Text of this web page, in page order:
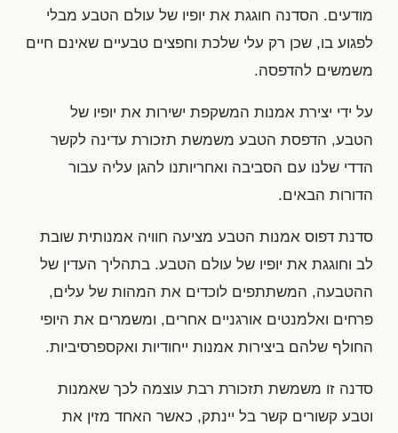
מודעים. הסדנה חוגגת את יופיו של עולם הטבע מבלי
לפגוע בו, שכן רק עלי שלכת וחפצים טבעיים שאינם חיים
משמשים להדפסה.
על ידי יצירת אמנות המשקפת ישירות את יופיו של
הטבע, הדפסת הטבע משמשת תזכורת עדינה לקשר
הדדי שלנו עם הסביבה ואחריותנו להגן עליה עבור
הדורות הבאים.
סדנת דפוס אמנות הטבע מציעה חוויה אמנותית שובת
לב וחוגגת את יופיו של עולם הטבע. בתהליך העדין של
ההטבעה, המשתתפים לוכדים את המהות של עלים,
פרחים ואלמנטים אורגניים אחרים, ומשמרים את היופי
החולף שלהם ביצירות אמנות ייחודיות ואקספרסיביות.
סדנה זו משמשת תזכורת רבת עוצמה לכך שאמנות
וטבע קשורים קשר בל יינתק, כאשר האחד מזין את